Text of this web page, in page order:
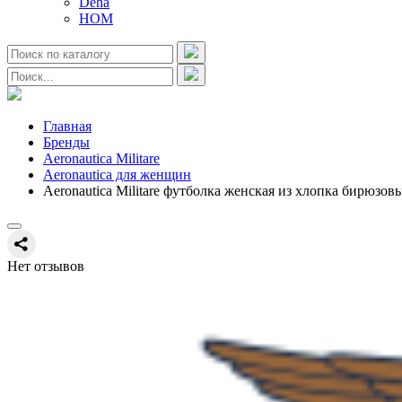
HOM
Главная
Бренды
Aeronautica Militare
Aeronautica для женщин
Aeronautica Militare футболка женская из хлопка
Нет отзывов